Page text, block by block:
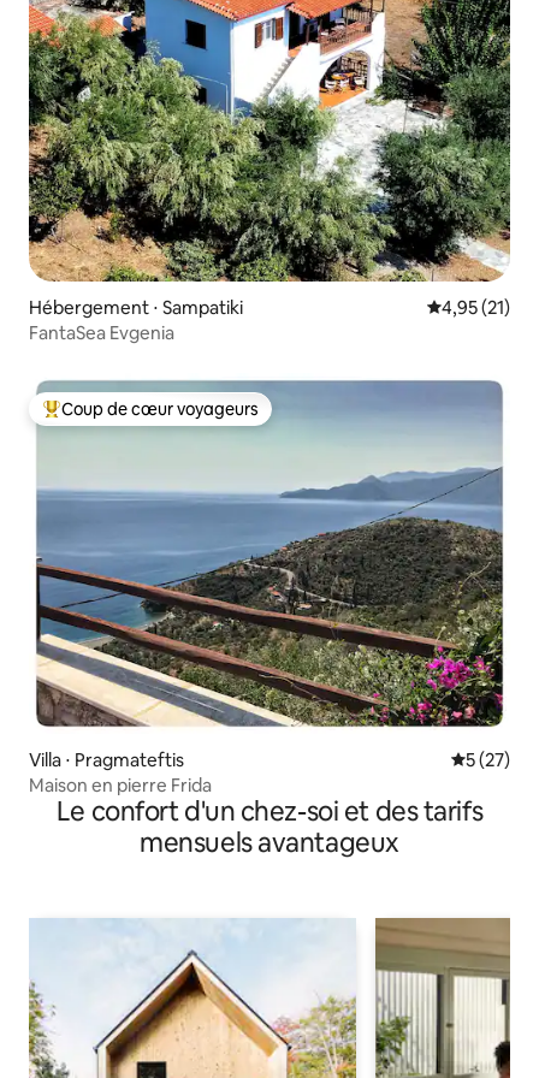
Hébergement ⋅ Sampatiki Évaluation
4,95 (21)
FantaSea Evgenia
Coups de cœur voyageurs les plus appréciés
Coup de cœur voyageurs
Villa ⋅ Pragmateftis
5 (27)
Maison en pierre Frida
Le confort d'un chez-soi et des tarifs
mensuels avantageux